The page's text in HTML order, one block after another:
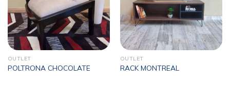
OUTLET
POLTRONA CHOCOLATE
OUTLET
RACK MONTREAL